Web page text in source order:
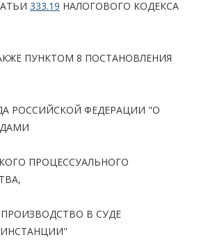
333.19 НАЛОГОВОГО КОДЕКСА
ПУНКТОМ 8 ПОСТАНОВЛЕНИЯ
РОССИЙСКОЙ ФЕДЕРАЦИИ "О
ПРОЦЕССУАЛЬНОГО
В СУДЕ